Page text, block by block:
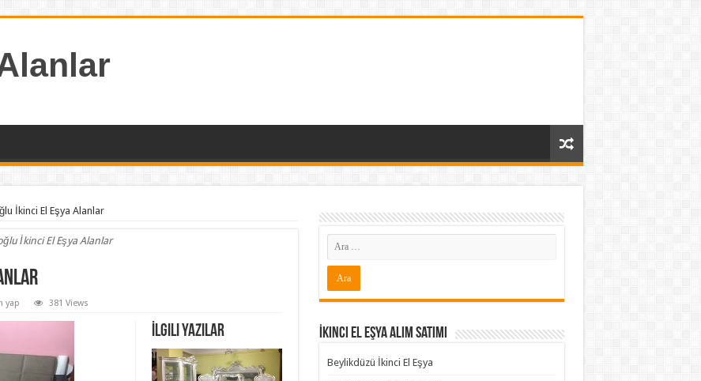
İkinci El Eşya Alanlar
İkinci El Eşya Alanlar
yap 381 Views
İlgili Yazılar İkinci El Eşya Alım Satımı
Beylikdüzü İkinci El Eşya